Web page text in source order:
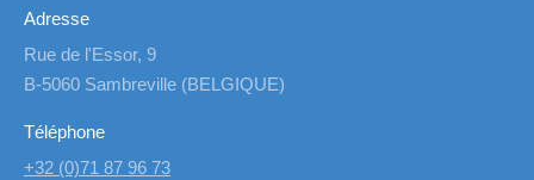
Adresse
Rue de l'Essor, 9
B-5060 Sambreville (BELGIQUE)
Téléphone
+32 (0)71 87 96 73